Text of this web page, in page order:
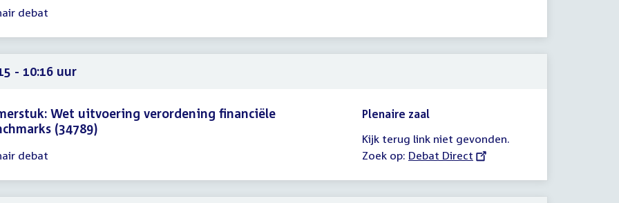
debat
- 10:16 uur
Wet uitvoering verordening financiële
(34789)
debat
Plenaire zaal
Kijk terug link niet gevonden.
Zoek op: External
Debat Direct